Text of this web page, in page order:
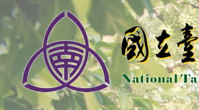
跳
轉
至
主
要
內